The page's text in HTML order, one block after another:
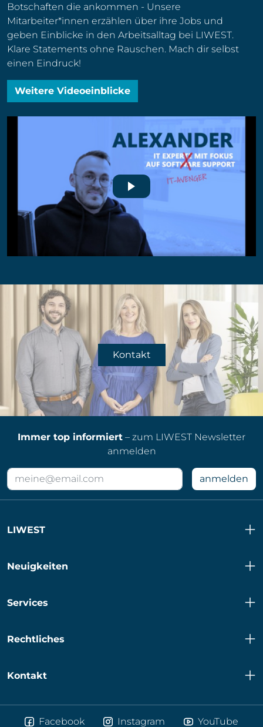
Botschaften die ankommen - Unsere
Mitarbeiter*innen erzählen über ihre Jobs und
geben Einblicke in den Arbeitsalltag bei LIWEST.
Klare Statements ohne Rauschen. Mach dir selbst
einen Eindruck!
Weitere Videoeinblicke
Kontakt
Immer top informiert – zum LIWEST Newsletter
anmelden
Mail
Adresse
anmelden
LIWEST
Neuigkeiten
Services
Rechtliches
Kontakt
Facebook Instagram YouTube